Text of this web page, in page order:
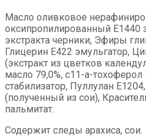
Масло оливковое
оксипропилированный Е1440
экстракта черники, Эфиры
Глицерин Е422 эмульгатор,
(экстракт из цветков
масло 79,0%, с11-а-тохоферол
стабилизатор, Пуллулан
(полученный из сои),
пальмитат.
Содержит следы арахиса, сои.